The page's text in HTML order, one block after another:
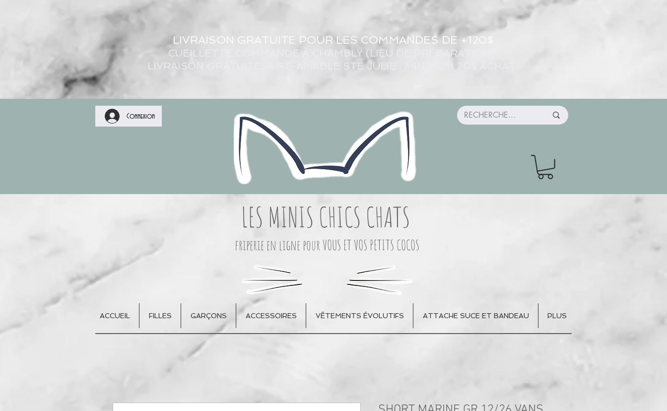
LIVRAISON GRATUITE POUR LES COMMANDES DE +120$
CUEILLETTE COMMANDE À CHAMBLY (LIEU DE PRÉPARATION)
LIVRAISON GRATUITE À ST-AMABLE STE JULIE : MINIMUM 20$ ACHAT
Connexion
LES MINIS CHICS CHATS
friperie en ligne pour VOUS ET VOS PETITS COCOS
ACCUEIL FILLES GARÇONS ACCESSOIRES VÊTEMENTS ÉVOLUTIFS ATTACHE SUCE ET BANDEAU PLUS